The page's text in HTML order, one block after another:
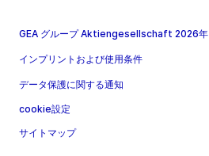
GEA グループ Aktiengesellschaft 2026年
インプリントおよび使用条件
データ保護に関する通知
cookie設定
サイトマップ